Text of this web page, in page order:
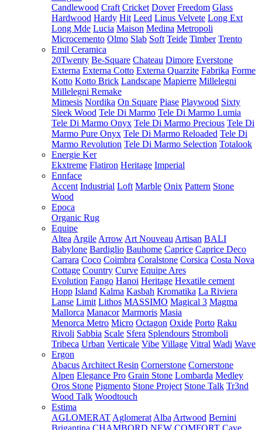
Candlewood Craft Cricket Dover Freedom Glass
Hardwood Hardy Hit Leed Linus Velvete Long Ext
Long Mde Lucia Maison Medina Metropoli
Microcemento Olmo Slab Soft Teide Timber Trento
Emil Ceramica
20Twenty Be-Square Chateau Dimore Everstone
Externa Externa Cotto Externa Quarzite Fabrika Forme
Kotto Kotto Brick Landscape Mapierre Millelegni
Millelegni Remake
Mimesis Nordika On Square Piase Playwood Sixty
Sleek Wood Tele Di Marmo Tele Di Marmo Lumia
Tele Di Marmo Onyx Tele Di Marmo Precious Tele Di
Marmo Pure Onyx Tele Di Marmo Reloaded Tele Di
Marmo Revolution Tele Di Marmo Selection Totalook
Energie Ker
Ekxtreme Flatiron Heritage Imperial
Ennface
Accent Industrial Loft Marble Onix Pattern Stone
Wood
Epoca
Organic Rug
Equipe
Altea Argile Arrow Art Nouveau Artisan BALI
Babylone Bardiglio Bauhome Caprice Caprice Deco
Carrara Coco Coimbra Coralstone Corsica Costa Nova
Cottage Country Curve Equipe Ares
Evolution Fango Hanoi Heritage Hexatile cement
Hopp Island Kalma Kasbah Kromatika La Riviera
Lanse Limit Lithos MASSIMO Magical 3 Magma
Mallorca Manacor Marmoris Masia
Menorca Metro Micro Octagon Oxide Porto Raku
Rivoli Sabbia Scale Sfera Splendours Stromboli
Tribeca Urban Verticale Vibe Village Vitral Wadi Wave
Ergon
Abacus Architect Resin Cornerstone Cornerstone
Alpen Elegance Pro Grain Stone Lombarda Medley
Oros Stone Pigmento Stone Project Stone Talk Tr3nd
Wood Talk Woodtouch
Estima
AGLOMERAT Aglomerat Alba Artwood Bernini